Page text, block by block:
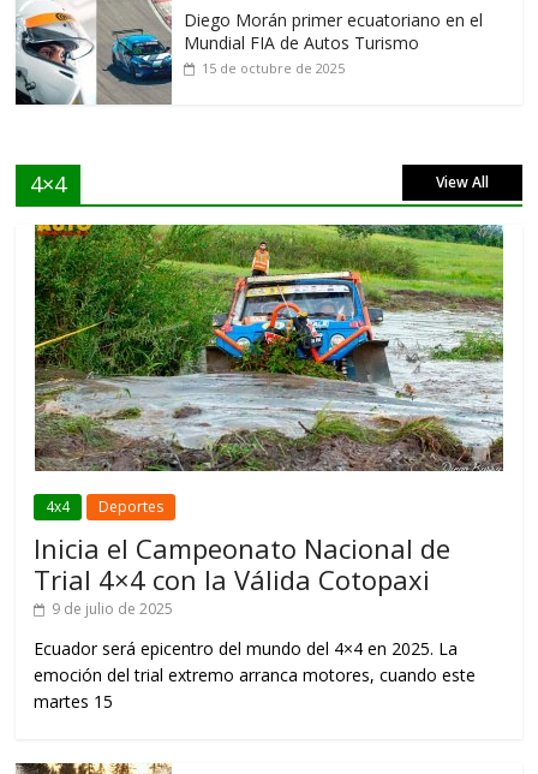
Diego Morán primer ecuatoriano en el
Mundial FIA de Autos Turismo
15 de octubre de 2025
4×4 View All
4x4 Deportes
Inicia el Campeonato Nacional de
Trial 4×4 con la Válida Cotopaxi
9 de julio de 2025
Ecuador será epicentro del mundo del 4×4 en 2025. La
emoción del trial extremo arranca motores, cuando este
martes 15